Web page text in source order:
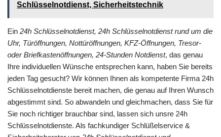
Schlüsselnotdienst, Sicherheitstechnik
Ein 24h Schlüsselnotdienst, 24h Schlüsselnotdienst rund um die
Uhr, Türöffnungen, Nottüröffnungen, KFZ-Öffnungen, Tresor-
oder Briefkastenöffnungen, 24-Stunden Notdienst, das genau
Ihre individuellen Wünsche entsprechen kann, haben Sie bereits
jeden Tag gesucht? Wir können Ihnen als kompetente Firma 24h
Schlüsselnotdienste bereit machen, die genau auf Ihren Wunsch
abgestimmt sind. So abwandeln und gleichmachen, dass Sie für
Sie noch richtiger brauchbar sind, lassen sich unsre 24h
Schlüsselnotdienste. Als fachkundiger Schlüßelservice &